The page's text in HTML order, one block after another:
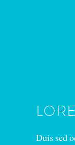
Duis sed